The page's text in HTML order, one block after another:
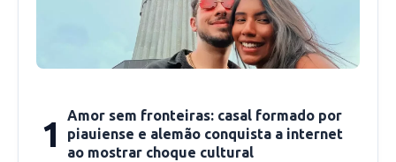
1
Amor sem fronteiras: casal formado por
piauiense e alemão conquista a internet
ao mostrar choque cultural